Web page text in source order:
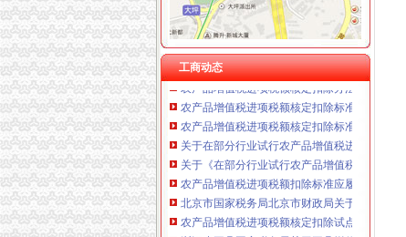
工商动态
农产品增值税进项税额核定扣除标准的核准
关于《在部分行业试行农产品增值税进项税额
山东省国家税务局关于下达部分企业农产品增
农产品增值税进项税额核定扣除办法-爱问知识
农产品增值税进项税额核定扣除标准的核准（
农产品增值税进项税额核定扣除标准的核准（
关于在部分行业试行农产品增值税进项税额核
关于《在部分行业试行农产品增值税进项税额
农产品增值税进项税额扣除标准应履行核定程
北京市国家税务局北京市财政局关于试行农产
农产品增值税进项税额核定扣除试点实施办法_
浙江省平县国家税务局关于平县增值税一般纳